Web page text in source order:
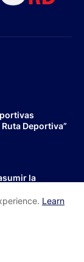
Deportiva”
la
Learn